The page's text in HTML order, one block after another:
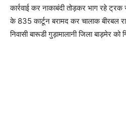
कार्रवाई कर नाकाबंदी तोड़कर भाग रहे
के 835 कार्टून बरामद कर चालाक बीरबल
निवासी बारूडी गुड़ामालानी जिला बाड़मेर को